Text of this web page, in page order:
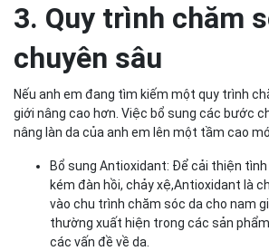
3. Quy trình chăm
chuyên sâu
Nếu anh em đang tìm kiếm một quy trình
giới nâng cao hơn. Việc bổ sung các bước
nâng làn da của anh em lên một tầm cao
Bổ sung Antioxidant: Để cải thiện
kém đàn hồi, chảy xệ,Antioxidant là
vào chu trình chăm sóc da cho nam
thường xuất hiện trong các sản
các vấn đề về da.